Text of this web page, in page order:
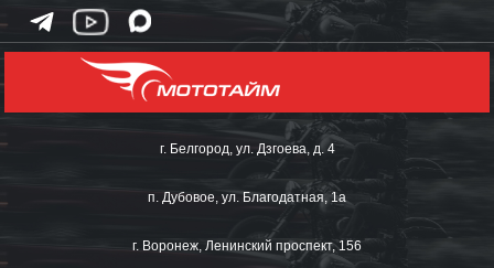
г. Белгород, ул. Дзгоева, д. 4
п. Дубовое, ул. Благодатная, 1а
г. Воронеж, Ленинский проспект, 156